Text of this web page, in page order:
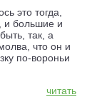
это тогда,
и большие и
так, а
что он и
по-вороньи
читать